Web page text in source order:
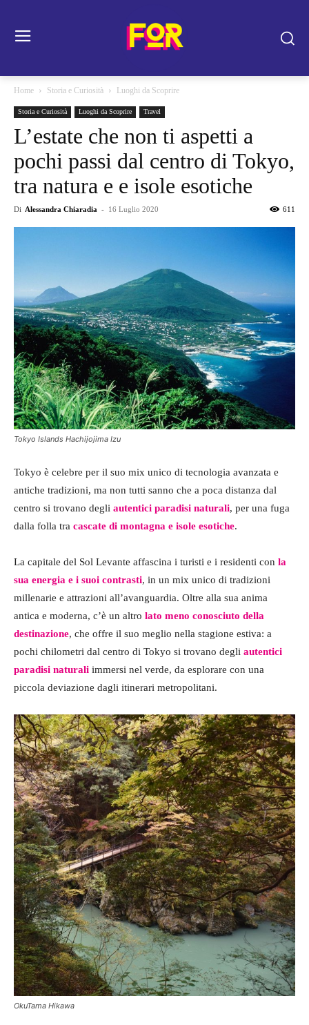
Home Storia e Curiosità Luoghi da Scoprire
Storia e Curiosità Luoghi da Scoprire Travel
L’estate che non ti aspetti a
pochi passi dal centro di Tokyo,
tra natura e e isole esotiche
Di Alessandra Chiaradia - 16 Luglio 2020 611
Tokyo Islands Hachijojima Izu
Tokyo è celebre per il suo mix unico di tecnologia avanzata e
antiche tradizioni, ma non tutti sanno che a poca distanza dal
centro si trovano degli autentici paradisi naturali, per una fuga
dalla folla tra cascate di montagna e isole esotiche.
La capitale del Sol Levante affascina i turisti e i residenti con la
sua energia e i suoi contrasti, in un mix unico di tradizioni
millenarie e attrazioni all’avanguardia. Oltre alla sua anima
antica e moderna, c’è un altro lato meno conosciuto della
destinazione, che offre il suo meglio nella stagione estiva: a
pochi chilometri dal centro di Tokyo si trovano degli autentici
paradisi naturali immersi nel verde, da esplorare con una
piccola deviazione dagli itinerari metropolitani.
OkuTama Hikawa